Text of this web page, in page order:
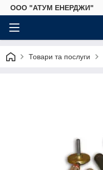
ООО "АТУМ ЕНЕРДЖИ"
Товари та послуги